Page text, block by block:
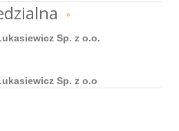
»
Sp. z o.o.
Sp. z o.o